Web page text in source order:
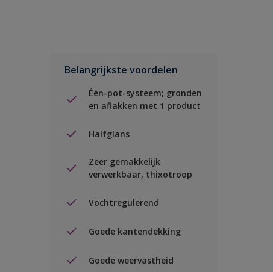
Belangrijkste voordelen
Één-pot-systeem; gronden
en aflakken met 1 product
Halfglans
Zeer gemakkelijk
verwerkbaar, thixotroop
Vochtregulerend
Goede kantendekking
Goede weervastheid